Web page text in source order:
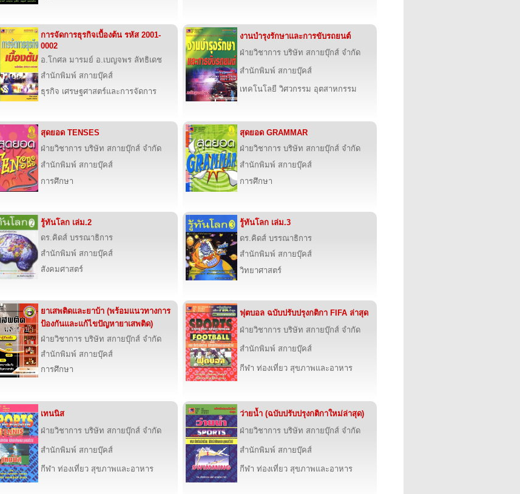
การจัดการธุรกิจเบื้องต้น รหัส 2001-
0002
อ.โกศล มารมย์ อ.เบญจพร ลัทธิเดช
สำนักพิมพ์ สกายบุ๊คส์
ธุรกิจ เศรษฐศาสตร์และการจัดการ
งานบำรุงรักษาและการขับรถยนต์
ฝ่ายวิชาการ บริษัท สกายบุ๊กส์ จำกัด
สำนักพิมพ์ สกายบุ๊คส์
เทคโนโลยี วิศวกรรม อุตสาหกรรม
สุดยอด TENSES
ฝ่ายวิชาการ บริษัท สกายบุ๊กส์ จำกัด
สำนักพิมพ์ สกายบุ๊คส์
การศึกษา
สุดยอด GRAMMAR
ฝ่ายวิชาการ บริษัท สกายบุ๊กส์ จำกัด
สำนักพิมพ์ สกายบุ๊คส์
การศึกษา
รู้ทันโลก เล่ม.2
ดร.คิดส์ บรรณาธิการ
สำนักพิมพ์ สกายบุ๊คส์
สังคมศาสตร์
รู้ทันโลก เล่ม.3
ดร.คิดส์ บรรณาธิการ
สำนักพิมพ์ สกายบุ๊คส์
วิทยาศาสตร์
ยาเสพติดและยาบ้า (พร้อมแนวทางการ
ป้องกันและแก้ไขปัญหายาเสพติด)
ฝ่ายวิชาการ บริษัท สกายบุ๊กส์ จำกัด
สำนักพิมพ์ สกายบุ๊คส์
การศึกษา
ฟุตบอล ฉบับปรับปรุงกติกา FIFA ล่าสุด
ฝ่ายวิชาการ บริษัท สกายบุ๊กส์ จำกัด
สำนักพิมพ์ สกายบุ๊คส์
กีฬา ท่องเที่ยว สุขภาพและอาหาร
เทนนิส
ฝ่ายวิชาการ บริษัท สกายบุ๊กส์ จำกัด
สำนักพิมพ์ สกายบุ๊คส์
กีฬา ท่องเที่ยว สุขภาพและอาหาร
ว่ายน้ำ (ฉบับปรับปรุงกติกาใหม่ล่าสุด)
ฝ่ายวิชาการ บริษัท สกายบุ๊กส์ จำกัด
สำนักพิมพ์ สกายบุ๊คส์
กีฬา ท่องเที่ยว สุขภาพและอาหาร